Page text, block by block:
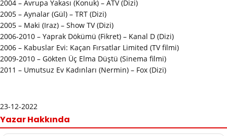
2004 – Avrupa Yakası (Konuk) – ATV (Dizi)
2005 – Aynalar (Gül) – TRT (Dizi)
2005 – Maki (Iraz) – Show TV (Dizi)
2006-2010 – Yaprak Dökümü (Fikret) – Kanal D (Dizi)
2006 – Kabuslar Evi: Kaçan Fırsatlar Limited (TV filmi)
2009-2010 – Gökten Üç Elma Düştü (Sinema filmi)
2011 – Umutsuz Ev Kadınları (Nermin) – Fox (Dizi)
23-12-2022
Yazar Hakkında